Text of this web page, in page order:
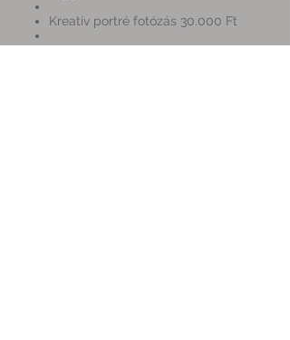
Kreatív portré fotózás 30.000 Ft
Polgári szertartás 30.000 Ft